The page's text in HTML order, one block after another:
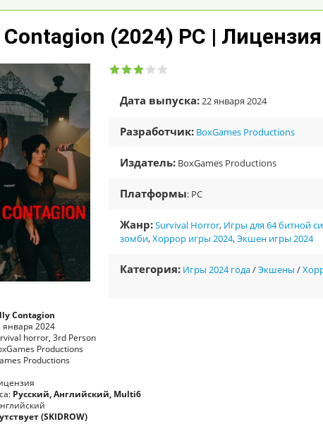
Contagion (2024) PC | Лицензия
Дата выпуска:22 января 2024
Разработчик: BoxGames Productions
Издатель: BoxGames Productions
Платформы: PC
Жанр:Survival Horror, Игры для 64 битной
зомби,Хоррор игры 2024,Экшен игры 2024
Категория: Игры 2024 года/Экшены /
Contagion
января 2024
horror, 3rd Person
Productions
Productions
Русский, Английский, Multi6
(SKIDROW)